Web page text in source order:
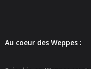
- Mariage ou Pacs
Au coeur des Weppes :